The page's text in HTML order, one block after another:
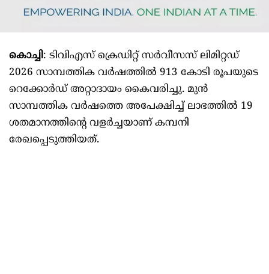
കൊച്ചി: ടിവിഎസ് ക്രെഡിറ്റ് സര്‍വീസസ് ലിമിറ്റഡ്
2026 സാമ്പത്തിക വര്‍ഷത്തില്‍ 913 കോടി രൂപയുടെ
റെക്കോര്‍ഡ് അറ്റാദായം കൈവരിച്ചു. മുന്‍
സാമ്പത്തിക വര്‍ഷത്തെ അപേക്ഷിച്ച് ലാഭത്തില്‍ 19
ശതമാനത്തിന്‍റെ വളര്‍ച്ചയാണ് കമ്പനി
രേഖപ്പെടുത്തിയത്.